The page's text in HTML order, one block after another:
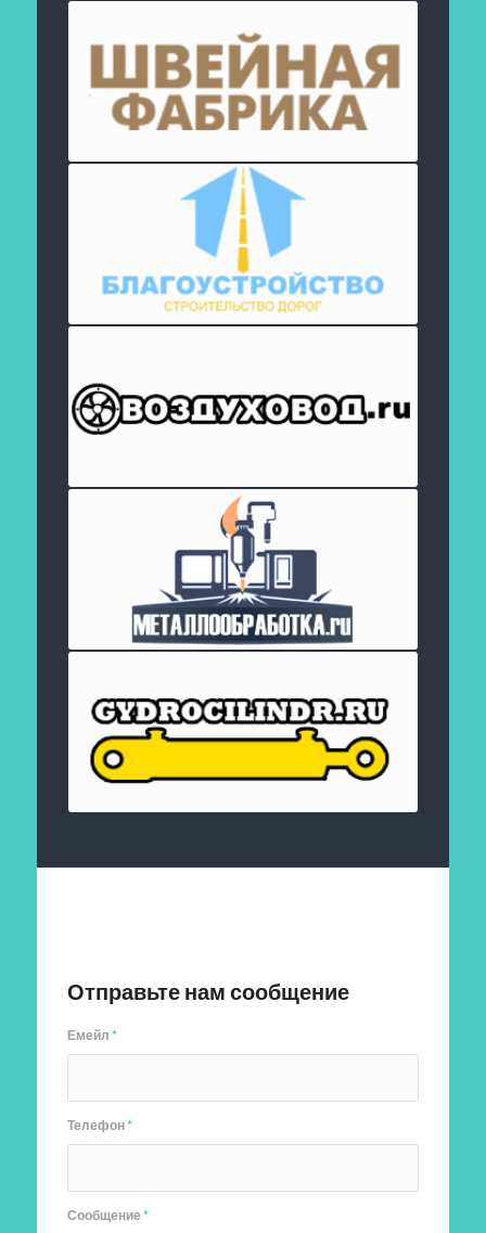
Отправьте нам сообщение
Емейл*
Телефон*
Сообщение*